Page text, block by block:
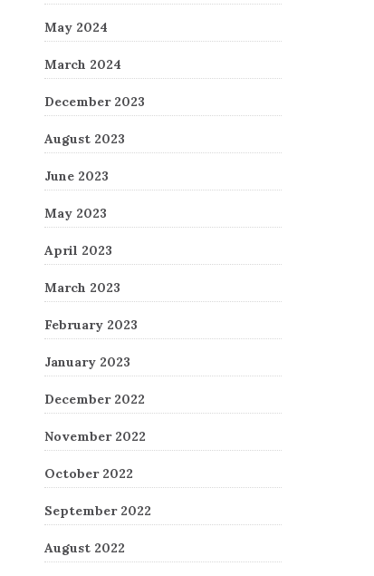
May 2024
March 2024
December 2023
August 2023
June 2023
May 2023
April 2023
March 2023
February 2023
January 2023
December 2022
November 2022
October 2022
September 2022
August 2022